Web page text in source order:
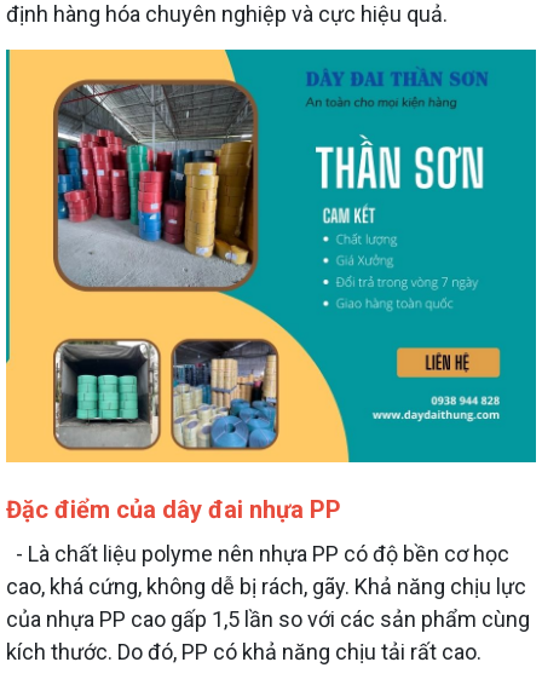
định hàng hóa chuyên nghiệp và cực hiệu quả.
Đặc điểm của dây đai nhựa PP
- Là chất liệu polyme nên nhựa PP có độ bền cơ học
cao, khá cứng, không dễ bị rách, gãy. Khả năng chịu lực
của nhựa PP cao gấp 1,5 lần so với các sản phẩm cùng
kích thước. Do đó, PP có khả năng chịu tải rất cao.